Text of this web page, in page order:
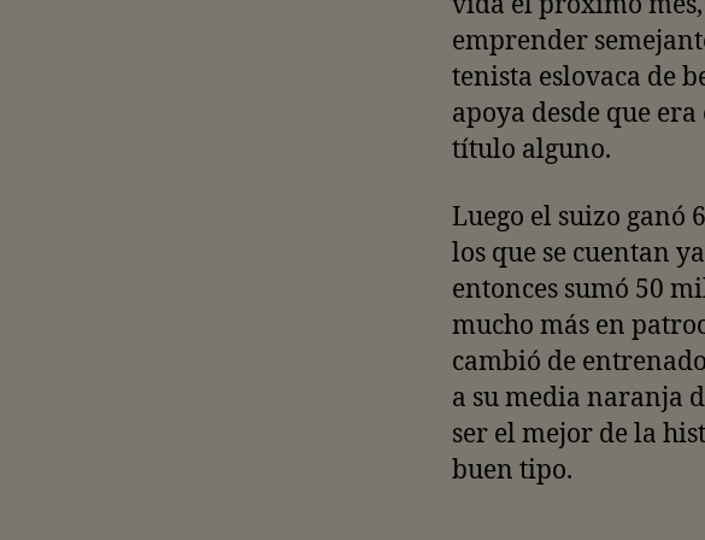
emprender
tenista eslovaca de
apoya desde que
título alguno.
Luego el suizo ganó
los que se cuentan
entonces sumó 50
mucho más en
cambió de
a su media naranja
ser el mejor de la
buen tipo.